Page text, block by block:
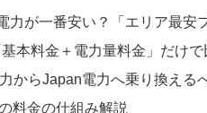
力が一番安い？「エリア最安
本料金＋電力量料金」だけ
からJapan電力へ乗り換える
料金の仕組み解説